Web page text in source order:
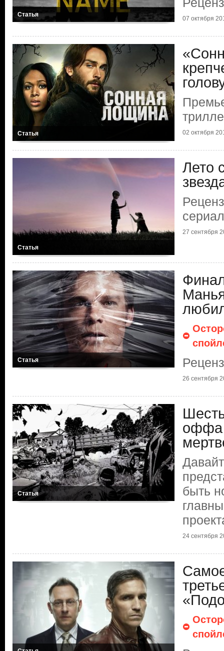
Статья
07 октября
Статья 02 октября
Статья
Лето
27 сентября
Статья
26 сентября
Статья
оффа
быть
24 сентября